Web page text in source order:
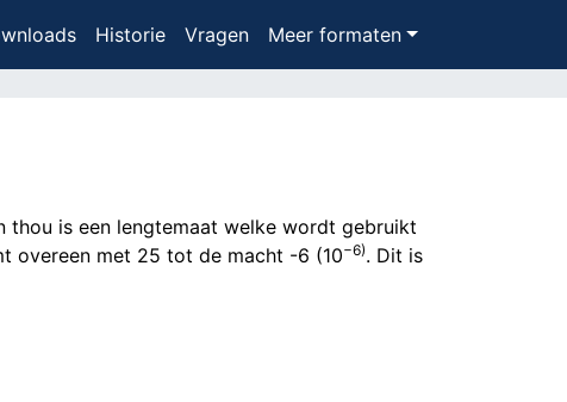
Historie Vragen Meer formaten
thou is een lengtemaat welke wordt gebruikt
overeen met 25 tot de macht -6 (10−6). Dit is